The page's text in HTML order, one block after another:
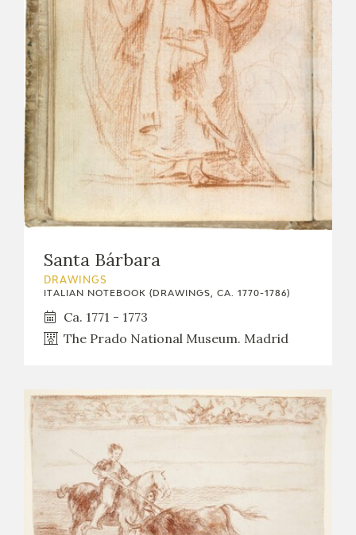
Santa Bárbara
DRAWINGS
ITALIAN NOTEBOOK (DRAWINGS, CA. 1770-1786)
Ca. 1771 - 1773
The Prado National Museum. Madrid